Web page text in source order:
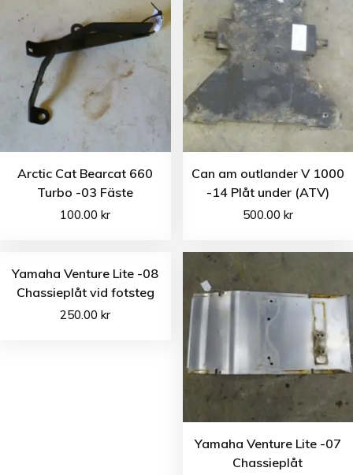
Arctic Cat Bearcat 660
Turbo -03 Fäste
100.00kr
Can am outlander V 1000
-14 Plåt under (ATV)
500.00 kr
Yamaha Venture Lite -08
Chassieplåt vid fotsteg
250.00kr
Yamaha Venture Lite -07
Chassieplåt